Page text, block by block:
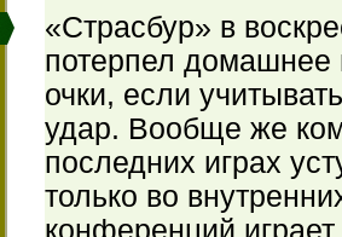
«Страсбур» в
потерпел домашнее
очки, если
удар. Вообще же
последних играх
только во
конференций